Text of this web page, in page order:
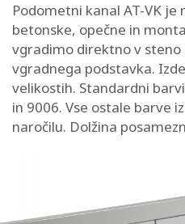
Podometni kanal AT-VK
betonske, opečne in
vgradimo direktno v steno
vgradnega podstavka.
velikostih. Standardni
in 9006. Vse ostale barve
naročilu. Dolžina